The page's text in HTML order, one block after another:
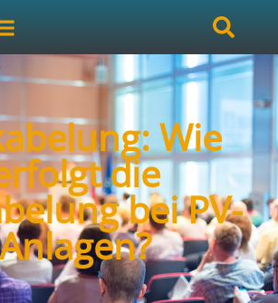
Wie
die
bei PV-
Anlagen?